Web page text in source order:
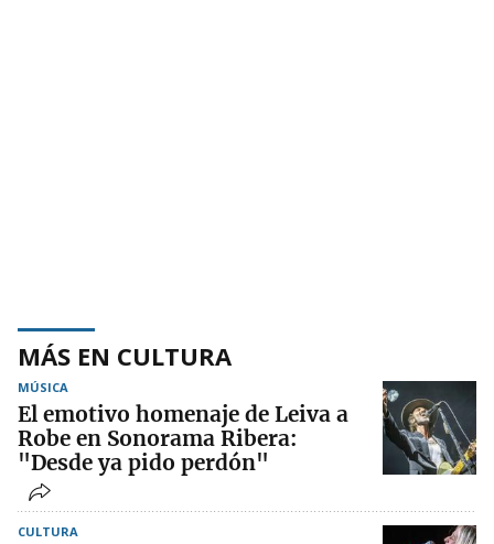
MÁS EN CULTURA
MÚSICA
El emotivo homenaje de Leiva a
Robe en Sonorama Ribera:
"Desde ya pido perdón"
CULTURA